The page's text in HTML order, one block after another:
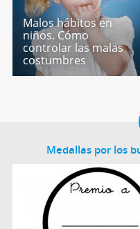
Malos hábitos en
niños. Cómo
controlar las malas
costumbres
Medallas por los